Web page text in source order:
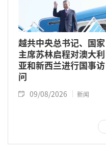
越共中央总书记、国家
主席苏林启程对澳大利
亚和新西兰进行国事访
问
09/08/2026 新闻